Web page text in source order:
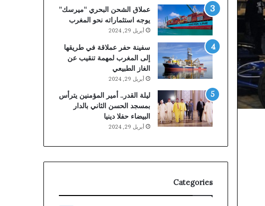
عملاق الشحن البحري “ميرسك”
يوجه استثماراته نحو المغرب
أبريل 29, 2024
سفينة حفر عملاقة في طريقها
إلى المغرب لمهمة تنقيب عن
الغاز الطبيعي
أبريل 29, 2024
ليلة القدر.. أمير المؤمنين يترأس
بمسجد الحسن الثاني بالدار
البيضاء حفلا دينيا
أبريل 29, 2024
Categories